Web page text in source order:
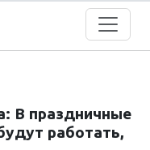
В праздничные
работать,